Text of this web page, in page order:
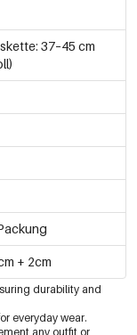
37–45 cm
+ 2cm
durability and
everyday wear.
any outfit or